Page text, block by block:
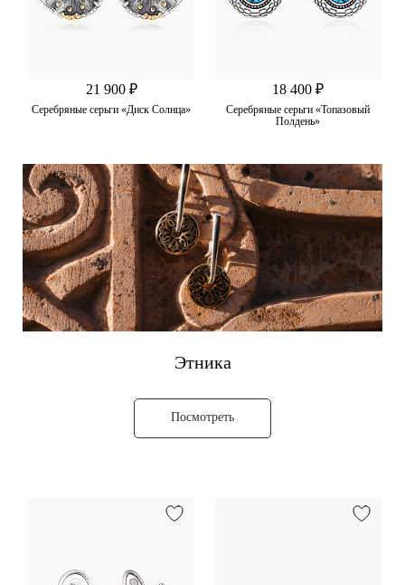
21 900 ₽
Серебряные серьги «Диск Солнца»
18 400 ₽
Серебряные серьги «Топазовый
Полдень»
Этника
Посмотреть